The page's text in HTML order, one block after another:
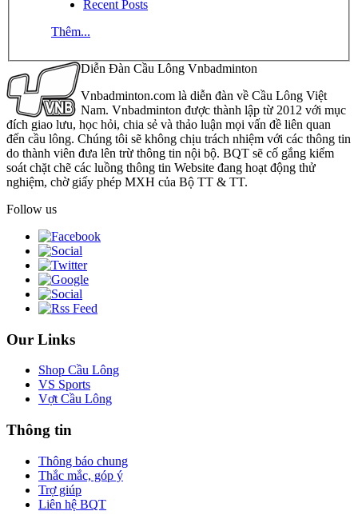
Recent Posts
Thêm...
Diễn Đàn Cầu Lông Vnbadminton
Vnbadminton.com là diễn đàn về Cầu Lông Việt
Nam. Vnbadminton được thành lập từ 2012 với mục
đích giao lưu, học hỏi, chia sẻ và thảo luận mọi vấn đề liên quan
đến cầu lông. Chúng tôi sẽ không chịu trách nhiệm với các thông tin
do thành viên đưa lên trừ thông tin nội bộ. BQT sẽ cố gắng kiểm
soát chặt chẽ các luồng thông tin Website đang hoạt động thử
nghiệm, chờ giấy phép MXH của Bộ TT & TT.
Follow us
Our Links
Shop Cầu Lông
VS Sports
Vợt Cầu Lông
Thông tin
Thông báo chung
Thắc mắc, góp ý
Trợ giúp
Liên hệ BQT